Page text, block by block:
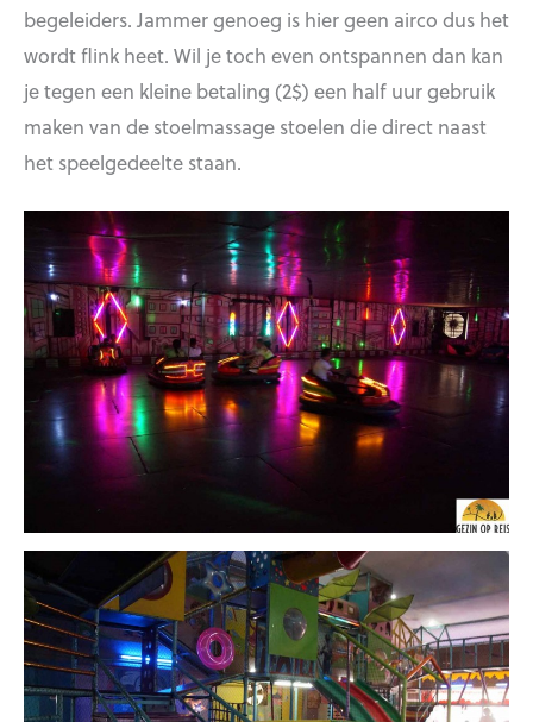
begeleiders. Jammer genoeg is hier geen airco dus het
wordt flink heet. Wil je toch even ontspannen dan kan
je tegen een kleine betaling (2$) een half uur gebruik
maken van de stoelmassage stoelen die direct naast
het speelgedeelte staan.